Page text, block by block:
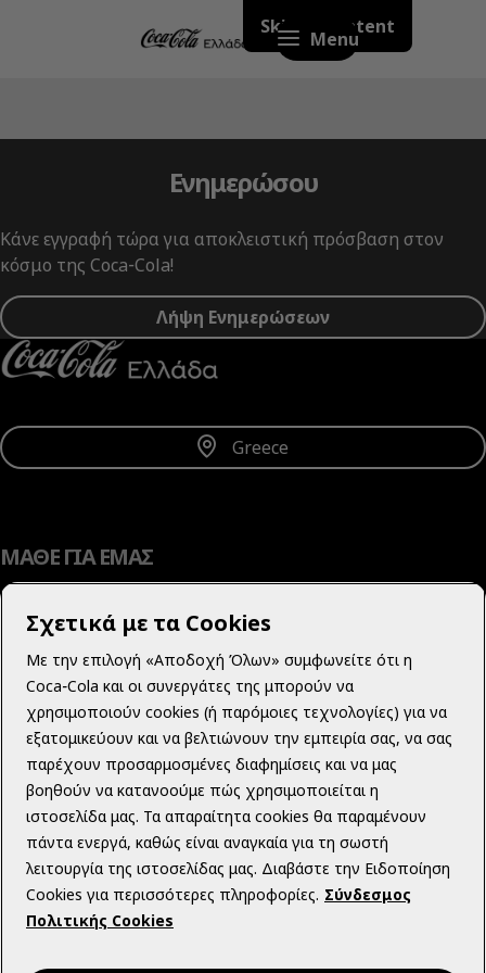
Skip to content
Menu
Ενημερώσου
Κάνε εγγραφή τώρα για αποκλειστική πρόσβαση στον
κόσμο της Coca‑Cola!
Λήψη Ενημερώσεων
Greece
ΜΑΘΕ ΓΙΑ ΕΜΑΣ
ΜΑΘΕ ΠΕΡΙΣΣΟΤΕΡΑ
ΝΟΜΙΚΟ ΠΕΡΙΕΧΟΜΕΝΟ
Instagram
YoutubeFacebook
Σχετικά με τα Cookies
Με την επιλογή «Αποδοχή Όλων» συμφωνείτε ότι η
Coca‑Cola και οι συνεργάτες της μπορούν να
χρησιμοποιούν cookies (ή παρόμοιες τεχνολογίες) για να
εξατομικεύουν και να βελτιώνουν την εμπειρία σας, να σας
παρέχουν προσαρμοσμένες διαφημίσεις και να μας
βοηθούν να κατανοούμε πώς χρησιμοποιείται η
ιστοσελίδα μας. Τα απαραίτητα cookies θα παραμένουν
πάντα ενεργά, καθώς είναι αναγκαία για τη σωστή
λειτουργία της ιστοσελίδας μας. Διαβάστε την Ειδοποίηση
Cookies για περισσότερες πληροφορίες. Σύνδεσμος
Πολιτικής Cookies